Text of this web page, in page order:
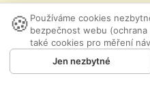
🍪 Používáme cookies
bezpečnost webu
také cookies pro měření
Jen nezbytné